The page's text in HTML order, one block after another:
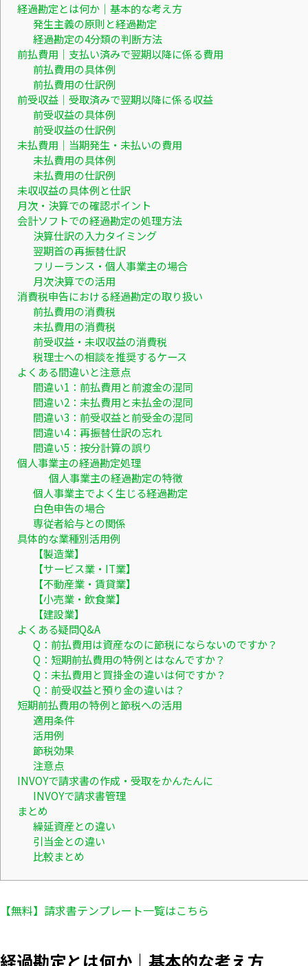
経過勘定とは何か｜基本的な考え方
発生主義の原則と経過勘定
経過勘定の4分類の判断方法
前払費用｜支払い済みで翌期以降に係る費用
前払費用の具体例
前払費用の仕訳例
前受収益｜受取済みで翌期以降に係る収益
前受収益の具体例
前受収益の仕訳例
未払費用｜当期発生・未払いの費用
未払費用の具体例
未払費用の仕訳例
未収収益の具体例と仕訳
月次・決算での確認ポイント
会計ソフトでの経過勘定の処理方法
決算仕訳の入力タイミング
翌期首の再振替仕訳
フリーランス・個人事業主の場合
月次決算での活用
消費税申告における経過勘定の取り扱い
前払費用の消費税
未払費用の消費税
前受収益・未収収益の消費税
税理士への相談を推奨するケース
よくある間違いと注意点
間違い1：前払費用と前渡金の混同
間違い2：未払費用と未払金の混同
間違い3：前受収益と前受金の混同
間違い4：再振替仕訳の忘れ
間違い5：按分計算の誤り
個人事業主の経過勘定処理
個人事業主の経過勘定の特徴
個人事業主でよく生じる経過勘定
白色申告の場合
専従者給与との関係
具体的な業種別活用例
【製造業】
【サービス業・IT業】
【不動産業・賃貸業】
【小売業・飲食業】
【建設業】
よくある疑問Q&A
Q：前払費用は資産なのに節税にならないのですか？
Q：短期前払費用の特例とはなんですか？
Q：未払費用と買掛金の違いは何ですか？
Q：前受収益と預り金の違いは？
短期前払費用の特例と節税への活用
適用条件
活用例
節税効果
注意点
INVOYで請求書の作成・受取をかんたんに
INVOYで請求書管理
まとめ
繰延資産との違い
引当金との違い
比較まとめ
【無料】請求書テンプレート一覧はこちら
経過勘定とは何か｜基本的な考え方